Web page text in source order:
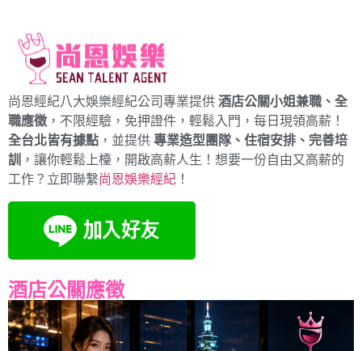
尚恩經紀八大娛樂經紀公司專業提供 酒店公關小姐兼職、全
職應徵 ，不限經驗，免押證件，輕鬆入門，每日現領高薪！
全台北皆有據點 ，並提供 專業造型團隊、住宿安排、完善培
訓
，讓你輕鬆上檯，開啟高薪人生！想要一份自由又高薪的
工作？立即聯繫尚恩娛樂經紀 ！
酒店公關應徵